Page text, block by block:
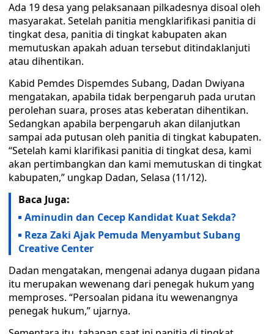
Ada 19 desa yang pelaksanaan pilkadesnya disoal oleh
masyarakat. Setelah panitia mengklarifikasi panitia di
tingkat desa, panitia di tingkat kabupaten akan
memutuskan apakah aduan tersebut ditindaklanjuti
atau dihentikan.
Kabid Pemdes Dispemdes Subang, Dadan Dwiyana
mengatakan, apabila tidak berpengaruh pada urutan
perolehan suara, proses atas keberatan dihentikan.
Sedangkan apabila berpengaruh akan dilanjutkan
sampai ada putusan oleh panitia di tingkat kabupaten.
“Setelah kami klarifikasi panitia di tingkat desa, kami
akan pertimbangkan dan kami memutuskan di tingkat
kabupaten,” ungkap Dadan, Selasa (11/12).
Baca Juga:
Aminudin dan Cecep Kandidat Kuat Sekda?
Reza Zaki Ajak Pemuda Menyambut Subang
Creative Center
Dadan mengatakan, mengenai adanya dugaan pidana
itu merupakan wewenang dari penegak hukum yang
memproses. “Persoalan pidana itu wewenangnya
penegak hukum,” ujarnya.